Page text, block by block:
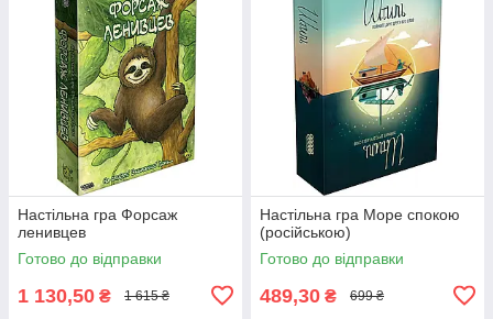
Настільна гра Форсаж
ленивцев
Готово до відправки
1 130,50 ₴ 1 615 ₴
Настільна гра Море спокою
(російською)
Готово до відправки
489,30 ₴ 699 ₴